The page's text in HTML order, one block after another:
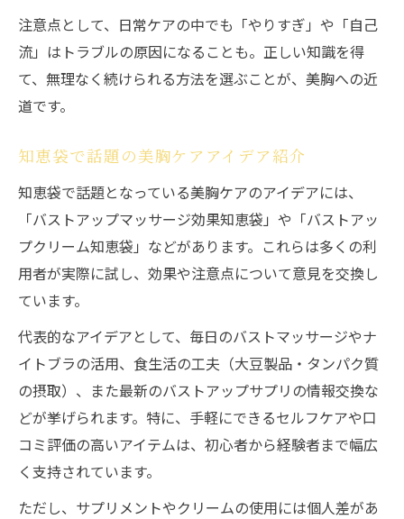
注意点として、日常ケアの中でも「やりすぎ」や「自己
流」はトラブルの原因になることも。正しい知識を得
て、無理なく続けられる方法を選ぶことが、美胸への近
道です。
知恵袋で話題の美胸ケアアイデア紹介
知恵袋で話題となっている美胸ケアのアイデアには、
「バストアップマッサージ効果知恵袋」や「バストアッ
プクリーム知恵袋」などがあります。これらは多くの利
用者が実際に試し、効果や注意点について意見を交換し
ています。
代表的なアイデアとして、毎日のバストマッサージやナ
イトブラの活用、食生活の工夫（大豆製品・タンパク質
の摂取）、また最新のバストアップサプリの情報交換な
どが挙げられます。特に、手軽にできるセルフケアや口
コミ評価の高いアイテムは、初心者から経験者まで幅広
く支持されています。
ただし、サプリメントやクリームの使用には個人差があ